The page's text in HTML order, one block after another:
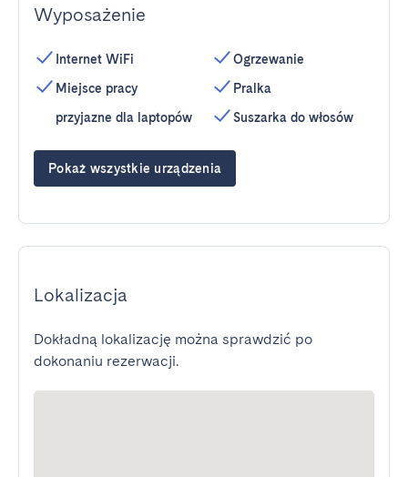
Wyposażenie
Internet WiFi
Miejsce pracy
przyjazne dla laptopów
Ogrzewanie
Pralka
Suszarka do włosów
Pokaż wszystkie urządzenia
Lokalizacja
Dokładną lokalizację można sprawdzić po
dokonaniu rezerwacji.